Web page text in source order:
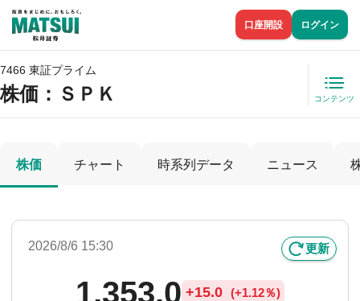
口座開設 ログイン
7466 東証プライム
株価 ：ＳＰＫ コンテンツ
株価 チャート 時系列データ ニュース
2026/8/6 15:30 更新
1,353.0 +15.0 (+1.12％)